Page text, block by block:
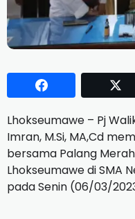
Lhokseumawe – Pj
Imran, M.Si, MA,Cd
bersama Palang
Lhokseumawe di SMA
pada Senin (06/03/